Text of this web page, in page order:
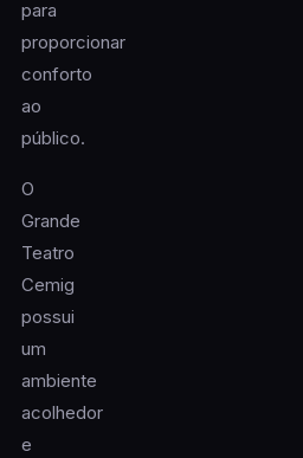
para
proporcionar
conforto
ao
público.
O
Grande
Teatro
Cemig
possui
um
ambiente
acolhedor
e